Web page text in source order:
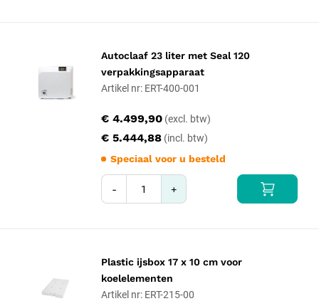
Autoclaaf 23 liter met Seal 120
verpakkingsapparaat
Artikel nr: ERT-400-001
€ 5.444,88
€ 4.499,90
Speciaal voor u besteld
- +
Plastic ijsbox 17 x 10 cm voor
koelelementen
Artikel nr: ERT-215-00